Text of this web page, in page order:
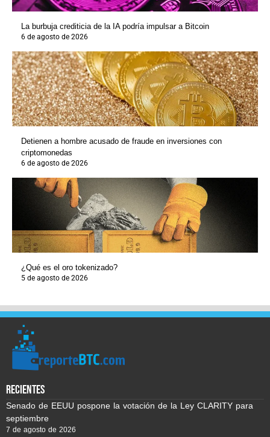
La burbuja crediticia de la IA podría impulsar a Bitcoin
6 de agosto de 2026
Detienen a hombre acusado de fraude en inversiones con
criptomonedas
6 de agosto de 2026
¿Qué es el oro tokenizado?
5 de agosto de 2026
recientes
Senado de EEUU pospone la votación de la Ley CLARITY para
septiembre
7 de agosto de 2026